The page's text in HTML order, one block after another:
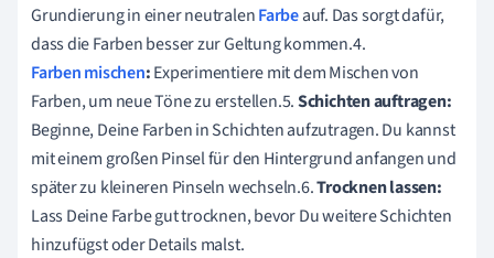
Grundierung in einer neutralenFarbeauf. Das sorgt dafür,
dass die Farben besser zur Geltung kommen.4.
Farben mischen:Experimentiere mit dem Mischen von
Farben, um neue Töne zu erstellen.5.Schichten auftragen:
Beginne, Deine Farben in Schichten aufzutragen. Du kannst
mit einem großen Pinsel für den Hintergrund anfangen und
später zu kleineren Pinseln wechseln.6.Trocknen lassen:
Lass Deine Farbe gut trocknen, bevor Du weitere Schichten
hinzufügst oder Details malst.